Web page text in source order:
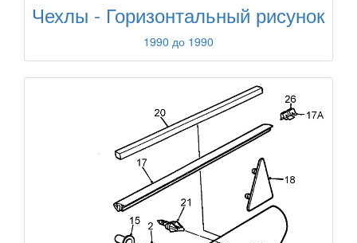
Чехлы - Горизонтальный рисунок
1990 до 1990